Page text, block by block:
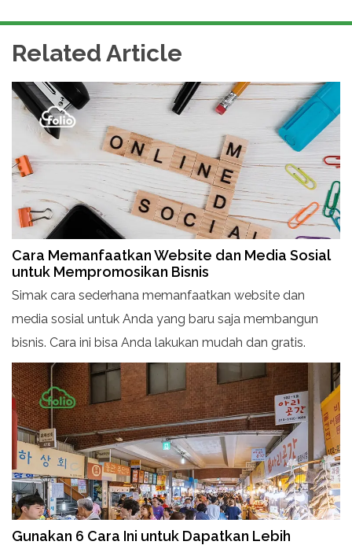
Related Article
Cara Memanfaatkan Website dan Media Sosial
untuk Mempromosikan Bisnis
Simak cara sederhana memanfaatkan website dan
media sosial untuk Anda yang baru saja membangun
bisnis. Cara ini bisa Anda lakukan mudah dan gratis.
Gunakan 6 Cara Ini untuk Dapatkan Lebih